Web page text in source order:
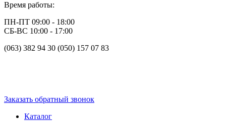
Время работы:
ПН-ПТ 09:00 - 18:00
СБ-ВС 10:00 - 17:00
(063) 382 94 30 (050) 157 07 83
Заказать обратный звонок
Каталог